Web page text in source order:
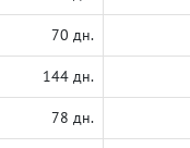
70 дн.
144 дн.
78 дн.